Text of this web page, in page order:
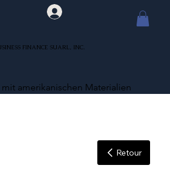
FINANCE SUARL, INC.
amerikanischen Materialien
Retour